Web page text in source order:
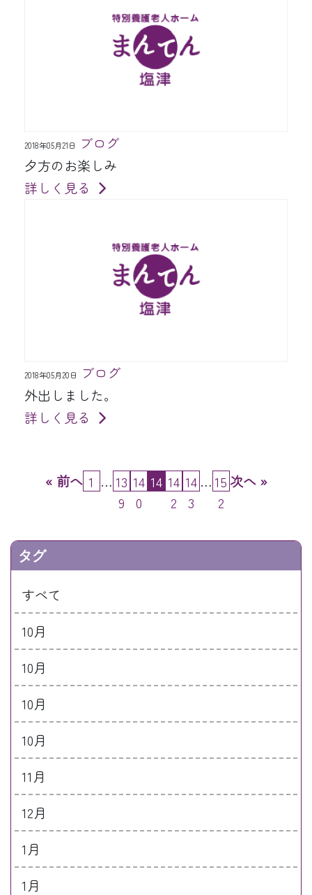
2018年05月21日
ブログ
夕方のお楽しみ
詳しく見る
2018年05月20日
ブログ
外出しました。
詳しく見る
« 前へ 1 … 13
9
14
0
14 14
2
14
3
…15
2
次へ »
タグ
すべて
10月
10月
10月
10月
11月
12月
1月
1月